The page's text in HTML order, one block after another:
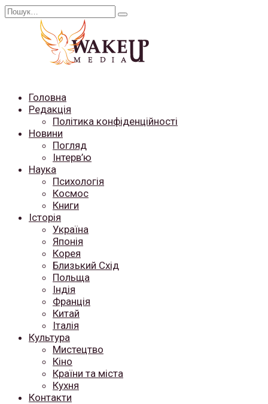
Перейти
Search
Головна
Редакція
Політика конфіденційності
Новини
Погляд
Інтерв’ю
Наука
Психологія
Космос
Книги
Історія
Україна
Японія
Корея
Близький Схід
Польща
Індія
Франція
Китай
Італія
Культура
Мистецтво
Кіно
Країни та міста
Кухня
Контакти